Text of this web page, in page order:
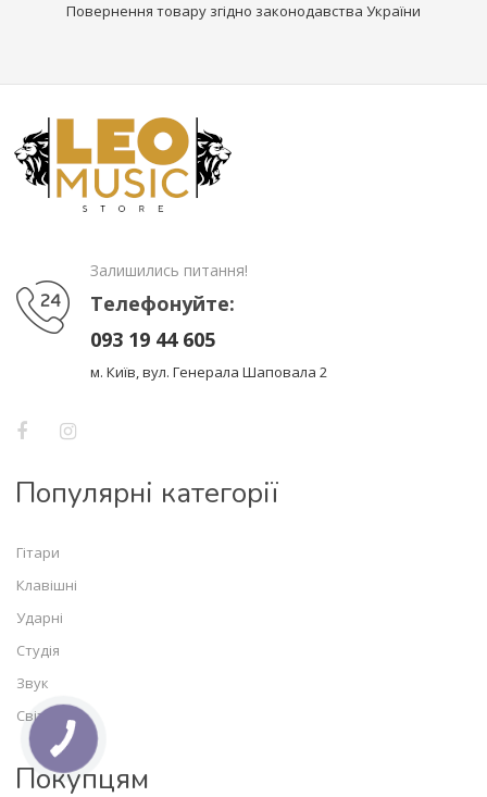
Повернення товару згідно законодавства України
Залишились питання!
Телефонуйте:
093 19 44 605
м. Київ, вул. Генерала Шаповала 2
Популярні категорії
Гітари
Клавішні
Ударні
Студія
Звук
Світло
Покупцям